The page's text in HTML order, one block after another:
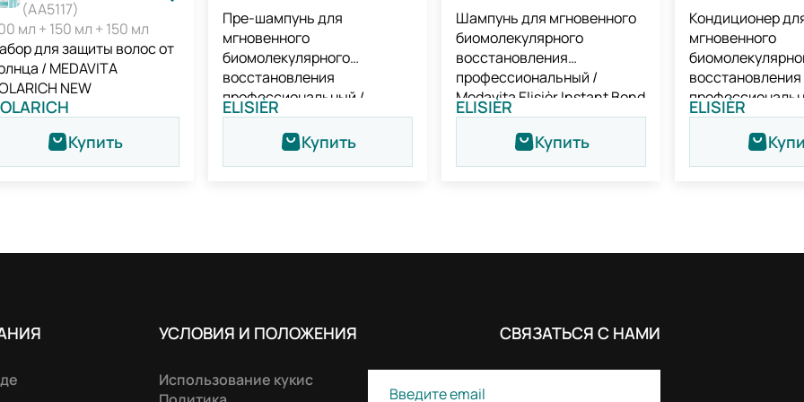
(AA5117)
мл + 150 мл + 150 мл
для защиты волос от
/ MEDAVITA
NEW
Купить
Пре-шампунь для
мгновенного
биомолекулярного
восстановления
профессиональный /
Medavita Elisièr Instant Bond
Repair Pre-shampoo
Treatment
ELISIÈR
Купить
Шампунь для мгновенного
биомолекулярного
восстановления
профессиональный /
Medavita Elisièr Instant Bond
Repair Shampoo
ELISIÈR
Купить
Кондиционер
мгновенного
восстановления
Medavita Elisièr
Repair
ELISIÈR
УСЛОВИЯ И ПОЛОЖЕНИЯ
Использование кукис
СВЯЗАТЬСЯ С НАМИ